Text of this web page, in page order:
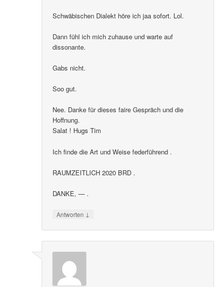
Schwäbischen Dialekt höre ich jaa sofort. Lol.
Dann fühl ich mich zuhause und warte auf
dissonante.
Gabs nicht.
Soo gut.
Nee. Danke für dieses faire Gespräch und die
Hoffnung.
Salat ! Hugs Tim
Ich finde die Art und Weise federführend .
RAUMZEITLICH 2020 BRD .
DANKE, — .
Antworten ↓